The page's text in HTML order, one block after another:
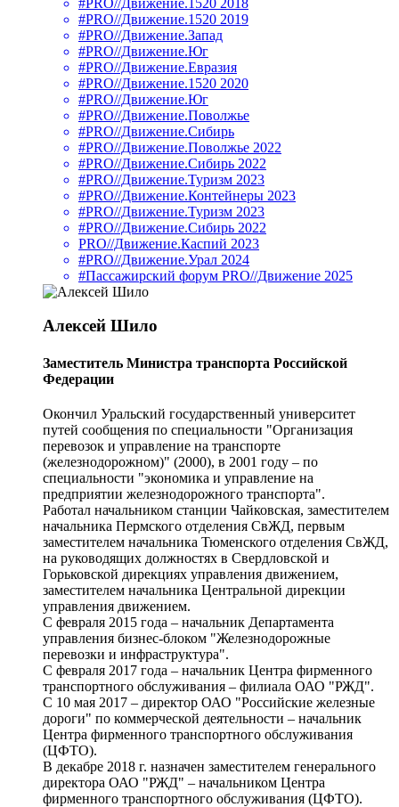
#PRO//Движение.1520 2019
#PRO//Движение.Запад
#PRO//Движение.Юг
#PRO//Движение.Евразия
#PRO//Движение.1520 2020
#PRO//Движение.Юг
#PRO//Движение.Поволжье
#PRO//Движение.Сибирь
#PRO//Движение.Поволжье 2022
#PRO//Движение.Сибирь 2022
#PRO//Движение.Туризм 2023
#PRO//Движение.Контейнеры 2023
#PRO//Движение.Туризм 2023
#PRO//Движение.Сибирь 2022
PRO//Движение.Каспий 2023
#PRO//Движение.Урал 2024
#Пассажирский форум PRO//Движение 2025
Алексей Шило
Заместитель Министра транспорта Российской
Федерации
Окончил Уральский государственный университет
путей сообщения по специальности "Организация
перевозок и управление на транспорте
(железнодорожном)" (2000), в 2001 году – по
специальности "экономика и управление на
предприятии железнодорожного транспорта".
Работал начальником станции Чайковская, заместителем
начальника Пермского отделения СвЖД, первым
заместителем начальника Тюменского отделения СвЖД,
на руководящих должностях в Свердловской и
Горьковской дирекциях управления движением,
заместителем начальника Центральной дирекции
управления движением.
С февраля 2015 года – начальник Департамента
управления бизнес-блоком "Железнодорожные
перевозки и инфраструктура".
С февраля 2017 года – начальник Центра фирменного
транспортного обслуживания – филиала ОАО "РЖД".
С 10 мая 2017 – директор ОАО "Российские железные
дороги" по коммерческой деятельности – начальник
Центра фирменного транспортного обслуживания
(ЦФТО).
В декабре 2018 г. назначен заместителем генерального
директора ОАО "РЖД" – начальником Центра
фирменного транспортного обслуживания (ЦФТО).